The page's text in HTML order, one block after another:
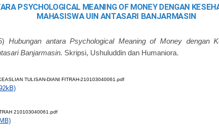
PSYCHOLOGICAL MEANING OF MONEY DENGAN
MAHASISWA UIN ANTASARI BANJARMASIN
Hubungan antara Psychological Meaning of Money dengan
Banjarmasin. Skripsi, Ushuluddin dan Humaniora.
TULISAN-DIANI FITRAH-210103040061.pdf
210103040061.pdf